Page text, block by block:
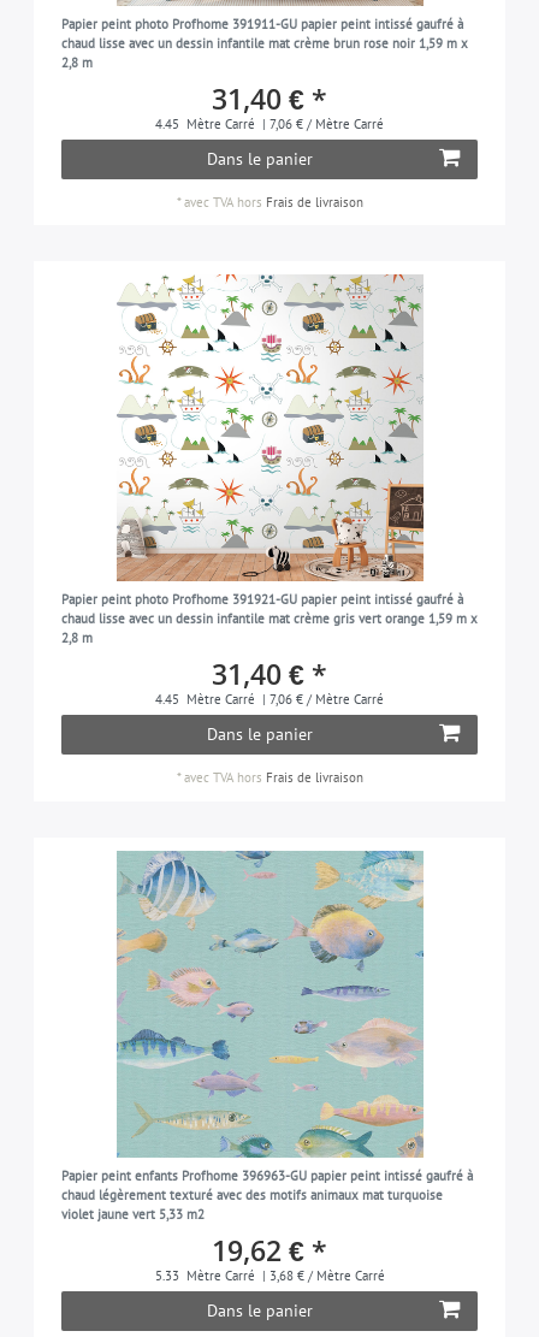
Papier peint photo Profhome 391911-GU papier peint intissé gaufré à
chaud lisse avec un dessin infantile mat crème brun rose noir 1,59 m x
2,8 m
31,40 € *
4.45 Mètre Carré | 7,06 € / Mètre Carré
Dans le panier
*avec TVAhors Frais de livraison
Papier peint photo Profhome 391921-GU papier peint intissé gaufré à
chaud lisse avec un dessin infantile mat crème gris vert orange 1,59 m x
2,8 m
31,40 € *
4.45 Mètre Carré | 7,06 € / Mètre Carré
Dans le panier
*avec TVAhors Frais de livraison
Papier peint enfants Profhome 396963-GU papier peint intissé gaufré à
chaud légèrement texturé avec des motifs animaux mat turquoise
violet jaune vert 5,33 m2
19,62 € *
5.33 Mètre Carré | 3,68 € / Mètre Carré
Dans le panier